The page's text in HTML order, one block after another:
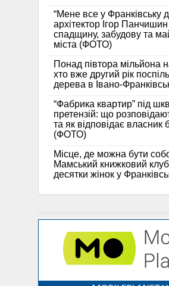
“Мене все у Франківську
архітектор Ігор
спадщину, забудову та
міста (ФОТО)
Понад півтора мільйона
хто вже другий рік
дерева в Івано-
“Фабрика квартир” під
претензій: що
та як відповідає власник
(ФОТО)
Місце, де можна бути
Мамський книжковий
десятки жінок у